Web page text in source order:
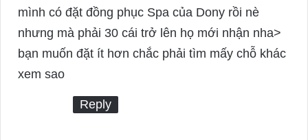
y
s
mình có đặt đồng phục Spa của Dony rồi nè
nhưng mà phải 30 cái trở lên họ mới nhận nha>
bạn muốn đặt ít hơn chắc phải tìm mấy chỗ khác
xem sao
Reply